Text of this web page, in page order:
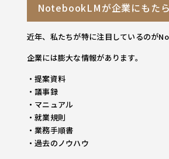
NotebookLMが企業にもた
近年、私たちが特に注目しているのが
企業には膨大な情報があります。
・提案資料
・議事録
・マニュアル
・就業規則
・業務手順書
・過去のノウハウ